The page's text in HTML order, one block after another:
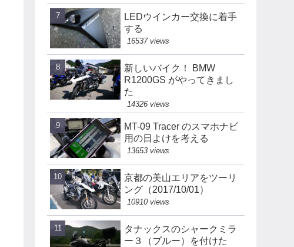
LEDウインカー交換に着手
する
16537 views
新しいバイク！ BMW
R1200GS がやってきまし
た
14326 views
MT-09 Tracer のスマホナビ
用の日よけを考える
13653 views
京都の美山エリアをツーリ
ング（2017/10/01）
10910 views
タナックスのシャークミラ
ー３（ブルー）を付けた